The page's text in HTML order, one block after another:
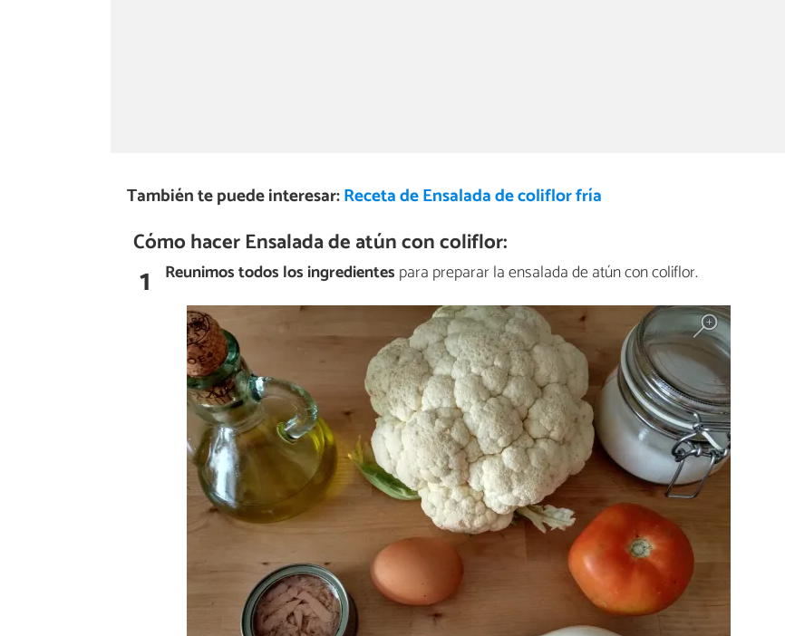
También te puede interesar:Receta de Ensalada de coliflor fría
Cómo hacer Ensalada de atún con coliflor:
1 Reunimos todos los ingredientes para preparar la ensalada de atún con coliflor.